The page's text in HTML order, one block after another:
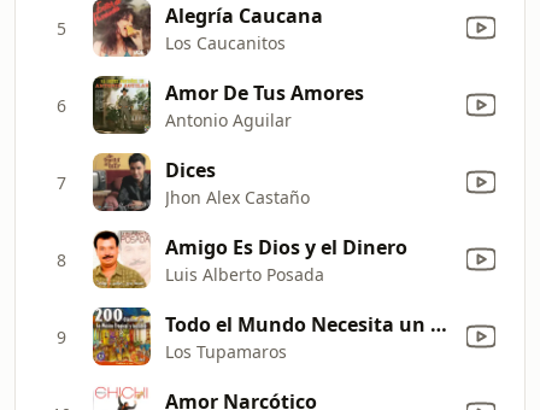
5 Alegría Caucana
Los Caucanitos
6 Amor De Tus Amores
Antonio Aguilar
7 Dices
Jhon Alex Castaño
8 Amigo Es Dios y el Dinero
Luis Alberto Posada
9 Todo el Mundo Necesita un Beso
Los Tupamaros
Amor Narcótico